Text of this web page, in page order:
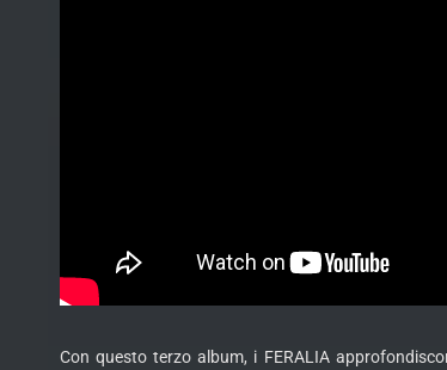
Con questo terzo album, i FERALIA